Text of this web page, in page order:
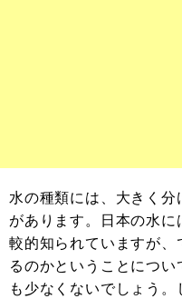
水の種類には、大きく
があります。日本の水
較的知られていますが、
るのかということについ
も少なくないでしょう